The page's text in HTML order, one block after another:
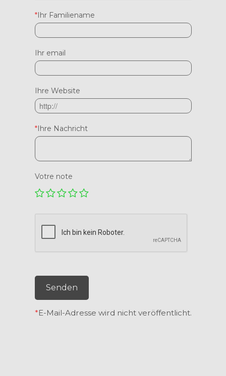
*Ihr Familiename
Ihr email
Ihre Website
*Ihre Nachricht
Votre note
Senden
*E-Mail-Adresse wird nicht veröffentlicht.